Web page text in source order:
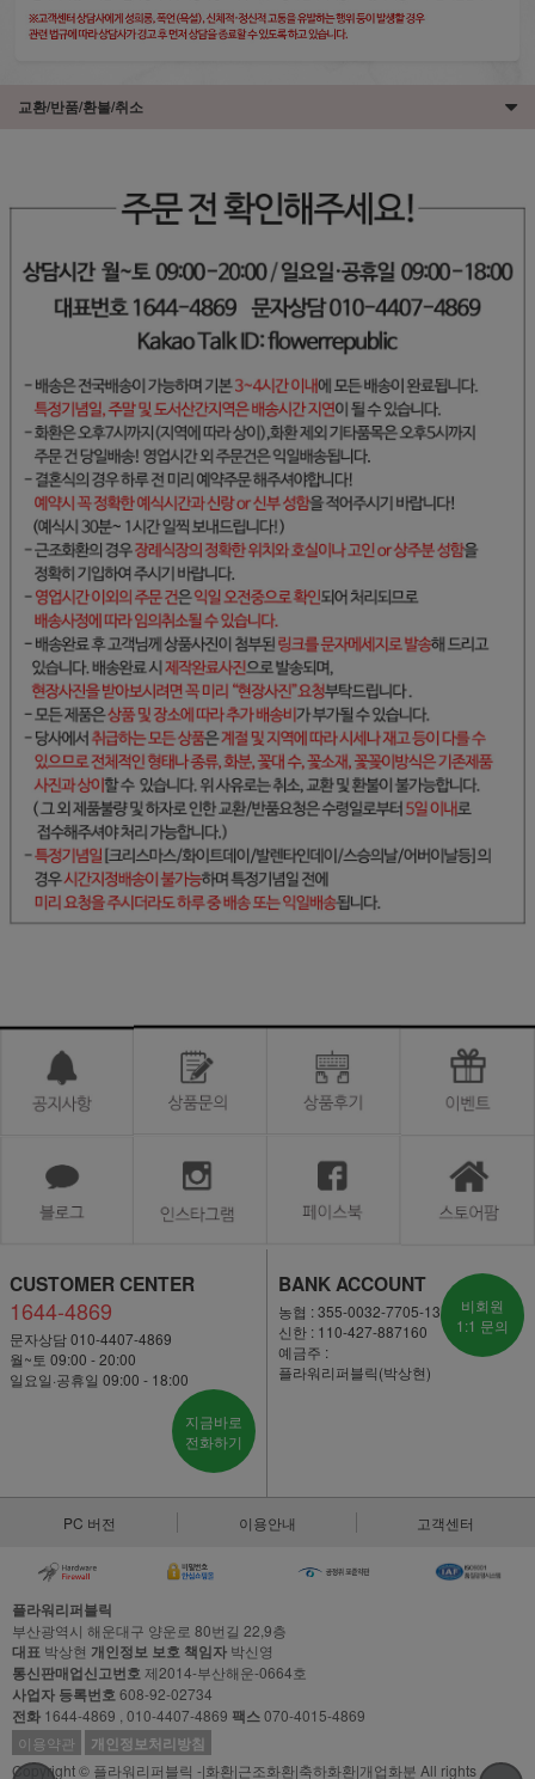
교환/반품/환불/취소
CUSTOMER CENTER
1644-4869
문자상담 010-4407-4869
월~토 09:00 - 20:00
일요일·공휴일 09:00 - 18:00
지금바로
전화하기
BANK ACCOUNT
농협 : 355-0032-7705-13
신한 : 110-427-887160
예금주 :
플라워리퍼블릭(박상현)
비회원
1:1 문의
PC 버전 이용안내 고객센터
플라워리퍼블릭
부산광역시 해운대구 양운로 80번길 22,9층
대표 박상현 개인정보 보호 책임자 박신영
통신판매업신고번호제2014-부산해운-0664호
사업자 등록번호608-92-02734
전화 1644-4869 , 010-4407-4869 팩스070-4015-4869
이용약관
개인정보처리방침
Copyright © 플라워리퍼블릭 -|화환|근조화환|축하화환|개업화분 All rights